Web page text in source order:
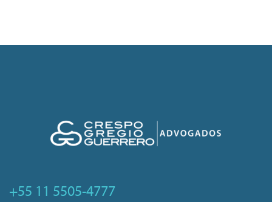
+55 11 5505-4777